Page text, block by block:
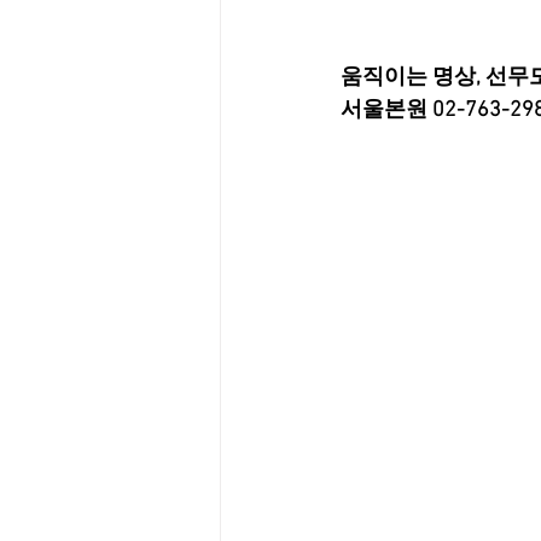
움직이는 명상, 선무
서울본원 02-763-